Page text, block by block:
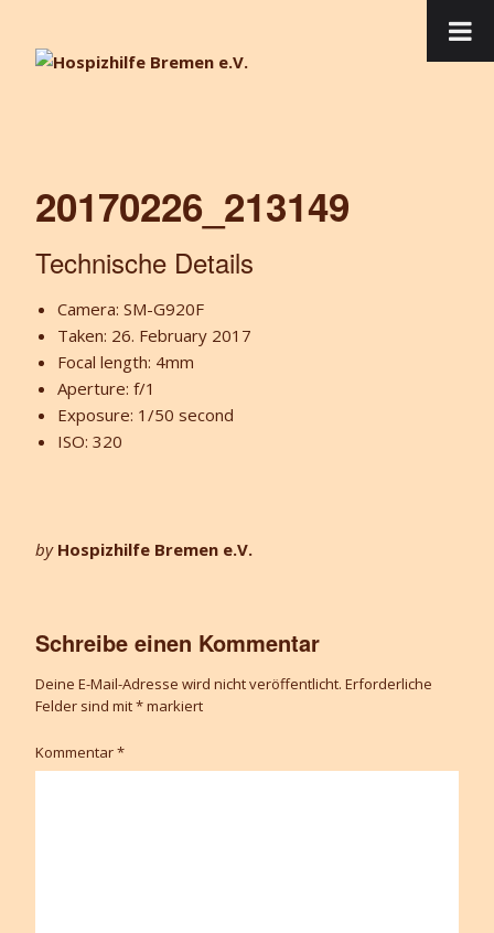
20170226_213149
Technische Details
Camera: SM-G920F
Taken: 26. February 2017
Focal length: 4mm
Aperture: f/1
Exposure: 1/50 second
ISO: 320
by Hospizhilfe Bremen e.V.
Schreibe einen Kommentar
Deine E-Mail-Adresse wird nicht veröffentlicht. Erforderliche
Felder sind mit*markiert
Kommentar*